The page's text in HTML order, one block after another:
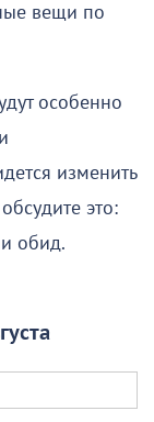
вещи по
особенно
изменить
это:
обид.